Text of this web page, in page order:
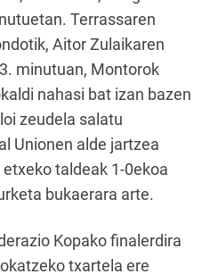
Terrassaren
Aitor Zulaikaren
minutuan, Montorok
nahasi bat izan bazen
zeudela salatu
Unionen alde jartzea
taldeak 1-0ekoa
bukaerara arte.
Kopako finalerdira
txartela ere